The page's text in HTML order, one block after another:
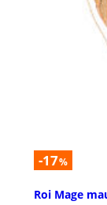
-17%
Roi Mage